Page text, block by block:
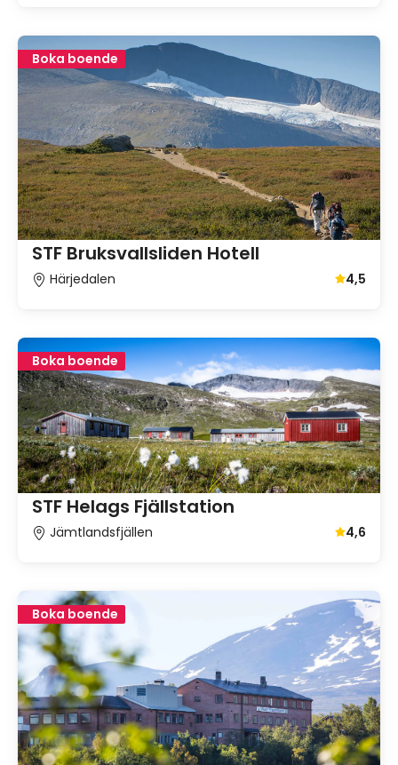
STF Bruksvallsliden Hotell
Härjedalen 4,5
Boka boende
STF Helags Fjällstation
Jämtlandsfjällen 4,6
Boka boende
Boka boende